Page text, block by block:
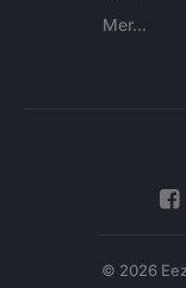
Mer...
© 2026